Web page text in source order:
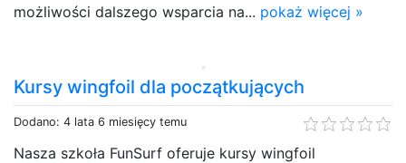
możliwości dalszego wsparcia na... pokaż więcej »
Kursy wingfoil dla początkujących
Dodano: 4 lata 6 miesięcy temu
Nasza szkoła FunSurf oferuje kursy wingfoil